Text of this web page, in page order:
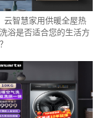
云智慧家用供暖全屋热
浴是否适合您的生活方